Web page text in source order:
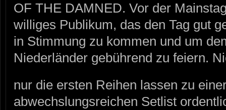
OF THE DAMNED. Vor der
williges Publikum, das den Tag gut
in Stimmung zu kommen und um
Niederländer gebührend zu feiern.
nur die ersten Reihen lassen zu
abwechslungsreichen Setlist